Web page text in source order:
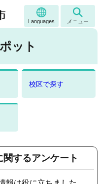
Languages メニュー
ット
校区で探す
関するアンケート